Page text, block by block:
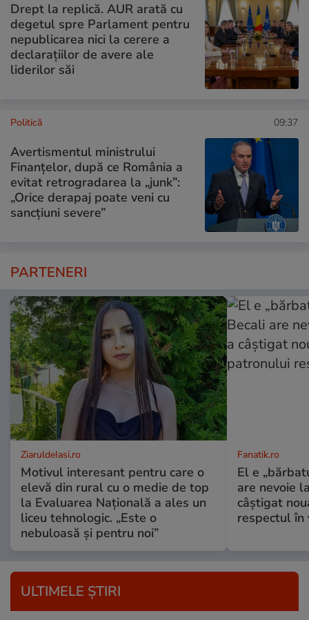
Drept la replică. AUR arată cu
degetul spre Parlament pentru
nepublicarea nici la cerere a
declarațiilor de avere ale
liderilor săi
Politică 09:37
Avertismentul ministrului
Finanțelor, după ce România a
evitat retrogradarea la „junk”:
„Orice derapaj poate veni cu
sancțiuni severe”
PARTENERI
ZiaruldeIasi.ro
Motivul interesant pentru care o
elevă din rural cu o medie de top
la Evaluarea Națională a ales un
liceu tehnologic. „Este o
nebuloasă și pentru noi”
Fanatik.ro
El e
are nevoie
câștigat
respectul în
ULTIMELE ȘTIRI